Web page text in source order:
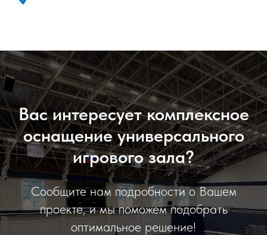
Вас интересует комплексное
оснащение универсального
игрового зала?
Сообщите нам подробности о Вашем
проекте, и мы поможем подобрать
оптимальное решение!